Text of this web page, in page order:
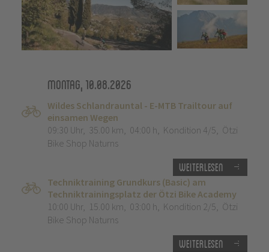
Montag, 10.08.2026
Wildes Schlandrauntal - E-MTB Trailtour auf
einsamen Wegen
09:30 Uhr, 35.00 km, 04:00 h, Kondition 4/5, Ötzi
Bike Shop Naturns
Weiterlesen
Techniktraining Grundkurs (Basic) am
Techniktrainingsplatz der Ötzi Bike Academy
10:00 Uhr, 15.00 km, 03:00 h, Kondition 2/5, Ötzi
Bike Shop Naturns
Weiterlesen